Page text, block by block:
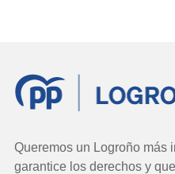
Queremos un Logroño más
garantice los derechos y